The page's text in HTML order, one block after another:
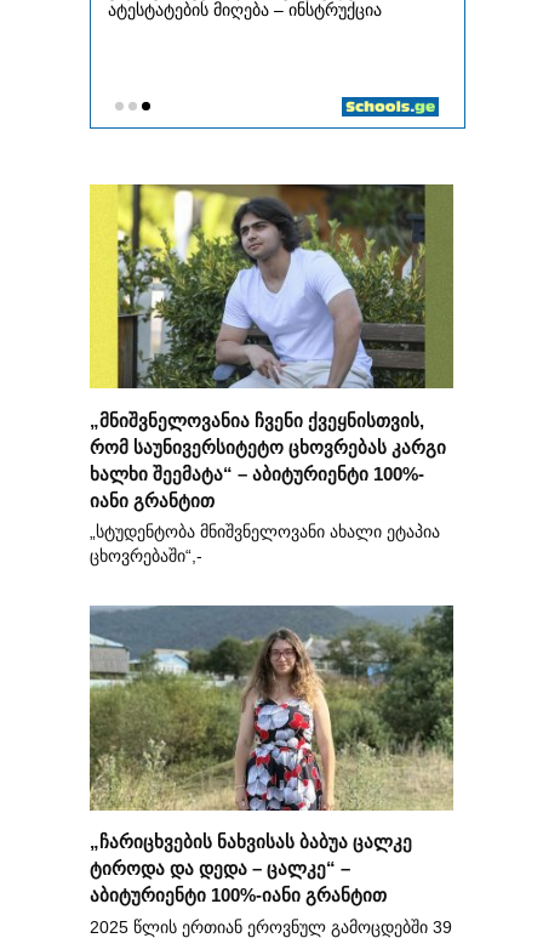
„მნიშვნელოვანია ჩვენი ქვეყნისთვის,
რომ საუნივერსიტეტო ცხოვრებას კარგი
ხალხი შეემატა“ – აბიტურიენტი 100%-
იანი გრანტით
„სტუდენტობა მნიშვნელოვანი ახალი ეტაპია
ცხოვრებაში“,-
„ჩარიცხვების ნახვისას ბაბუა ცალკე
ტიროდა და დედა – ცალკე“ –
აბიტურიენტი 100%-იანი გრანტით
2025 წლის ერთიან ეროვნულ გამოცდებში 39